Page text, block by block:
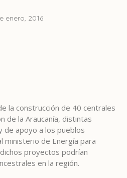
enero, 2016
la construcción de 40 centrales
de la Araucanía, distintas
de apoyo a los pueblos
ministerio de Energía para
proyectos podrían
en la región.